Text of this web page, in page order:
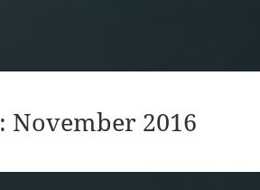
November 2016